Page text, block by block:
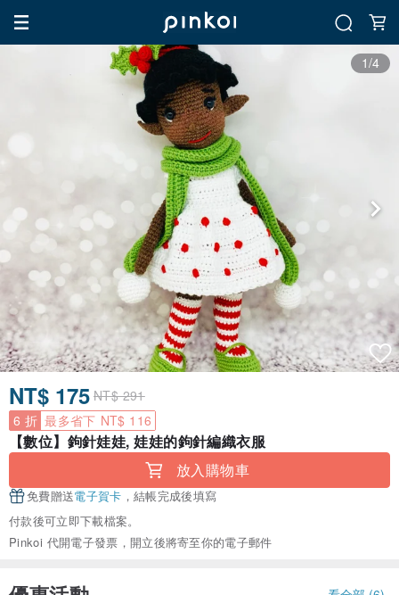
1/4
NT$ 175 NT$ 291
6 折 最多省下 NT$ 116
【數位】鉤針娃娃, 娃娃的鉤針編織衣服
放入購物車
免費贈送電子賀卡 ，結帳完成後填寫
付款後可立即下載檔案。
Pinkoi 代開電子發票，開立後將寄至你的電子郵件